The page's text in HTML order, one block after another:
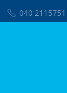
040 2115751